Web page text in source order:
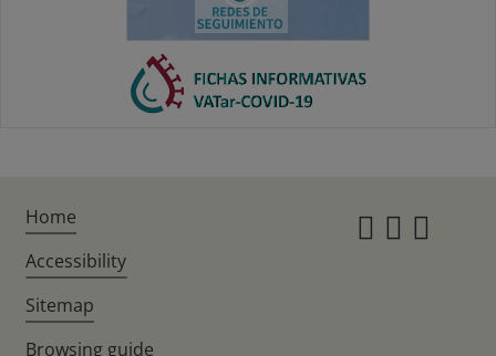
Home
Accessibility
Sitemap
Browsing guide